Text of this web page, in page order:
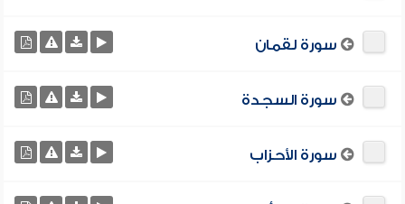
سورة لقمان
سورة السجدة
سورة الأحزاب